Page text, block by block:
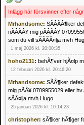
Inlägg här försvinner efter
Mrhandsome:
nÃÂÃÂ¥ mig pÃÂÃÂ¥
som du vill sÃÂÃÂ¤lja mvh
1 maj 2026 kl. 20:00:35
hoho2131: behÃ¶ver hjÃ¤lp
12 februari 2026 kl. 20:46:20
Mrhandsome: SÃÂ¶ker
mig pÃÂ¥ 0709955029 eller
sÃÂ¤lja mvh Hugo
25 januari 2026 kl. 10:14:23
christopher: sÃ¶ker hÃ¶ger